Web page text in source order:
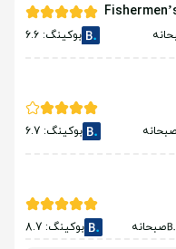
بوکینگ: 6.6
صبحانه بوکینگ: 6.7
صبحانه بوکینگ: 8.7